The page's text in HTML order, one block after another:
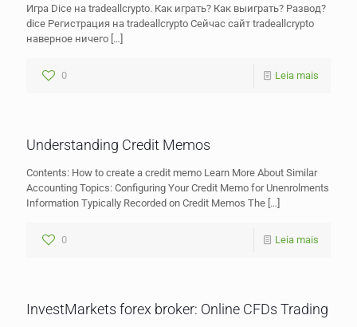
Игра Dice на tradeallcrypto. Как играть? Как выиграть? Развод?
dice Регистрация на tradeallcrypto Сейчас сайт tradeallcrypto
наверное ничего […]
0 Leia mais
Understanding Credit Memos
Contents: How to create a credit memo Learn More About Similar
Accounting Topics: Configuring Your Credit Memo for Unenrolments
Information Typically Recorded on Credit Memos The […]
0 Leia mais
InvestMarkets forex broker: Online CFDs Trading